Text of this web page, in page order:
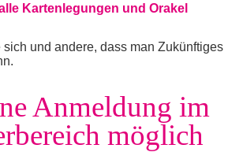
Kartenlegungen und Orakel
und andere, dass man Zukünftiges
Anmeldung im
möglich